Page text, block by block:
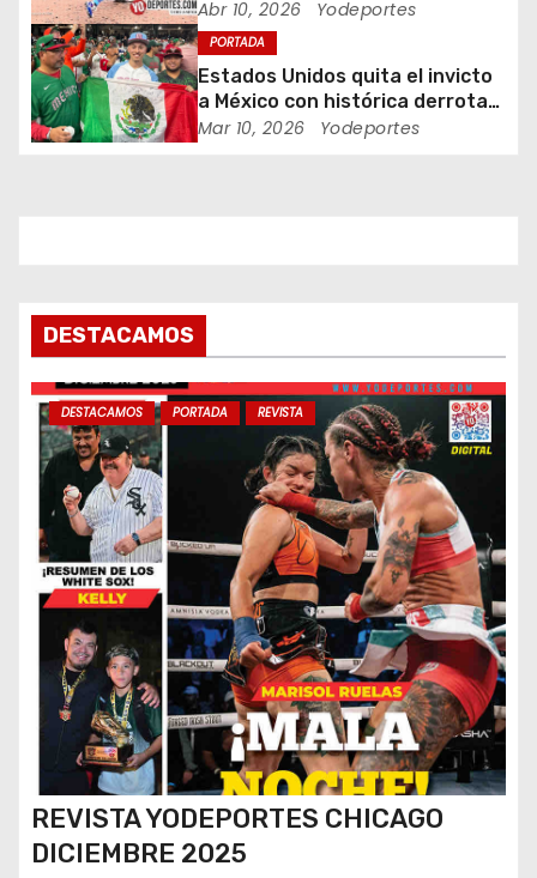
n
t
r
s
Piratas
Abr 10, 2026 Yodeportes
PORTADA
Estados Unidos quita el invicto
a México con histórica derrota
en Clásico Mundial de Béisbol
Mar 10, 2026 Yodeportes
DESTACAMOS
DESTACAMOS PORTADA REVISTA
REVISTA YODEPORTES CHICAGO
DICIEMBRE 2025